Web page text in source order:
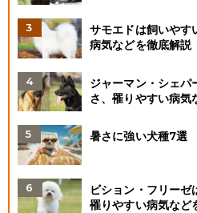
サモエドは飼いやす
病気などを徹底解説
ジャーマン・シェパ
さ、罹りやすい病気
暑さに強い犬種7選
ビション・フリーゼ
罹りやすい病気など